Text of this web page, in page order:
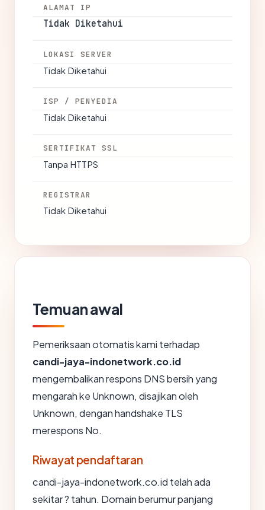
ALAMAT IP
Tidak Diketahui
LOKASI SERVER
Tidak Diketahui
ISP / PENYEDIA
Tidak Diketahui
SERTIFIKAT SSL
Tanpa HTTPS
REGISTRAR
Tidak Diketahui
Temuan awal
Pemeriksaan otomatis kami terhadap
candi-jaya-indonetwork.co.id
mengembalikan respons DNS bersih yang
mengarah ke Unknown, disajikan oleh
Unknown, dengan handshake TLS
merespons No.
Riwayat pendaftaran
candi-jaya-indonetwork.co.id telah ada
sekitar ? tahun. Domain berumur panjang